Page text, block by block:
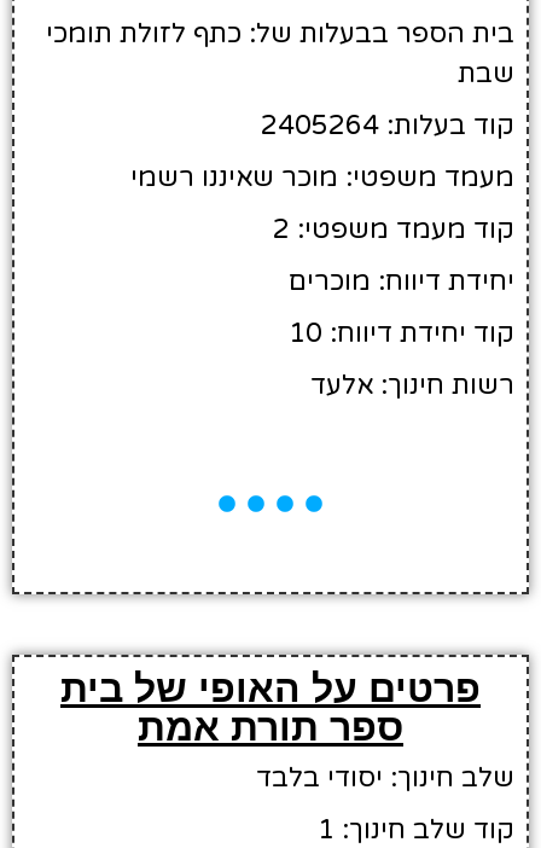
בית הספר בבעלות של: כתף לזולת תומכי
שבת
קוד בעלות: 2405264
מעמד משפטי: מוכר שאיננו רשמי
קוד מעמד משפטי: 2
יחידת דיווח: מוכרים
קוד יחידת דיווח: 10
רשות חינוך: אלעד
פרטים על האופי של בית
ספר תורת אמת
שלב חינוך: יסודי בלבד
קוד שלב חינוך: 1